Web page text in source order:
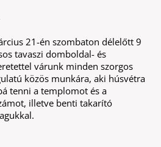
21-én szombaton délelőtt 9
tavaszi domboldal- és
várunk minden szorgos
közös munkára, aki húsvétra
tenni a templomot és a
illetve benti takarító